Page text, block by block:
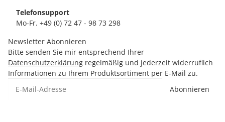
Telefonsupport
Mo-Fr. +49 (0) 72 47 - 98 73 298
Newsletter Abonnieren
Bitte senden Sie mir entsprechend Ihrer
Datenschutzerklärung regelmäßig und jederzeit widerruflich
Informationen zu Ihrem Produktsortiment per E-Mail zu.
Abonnieren